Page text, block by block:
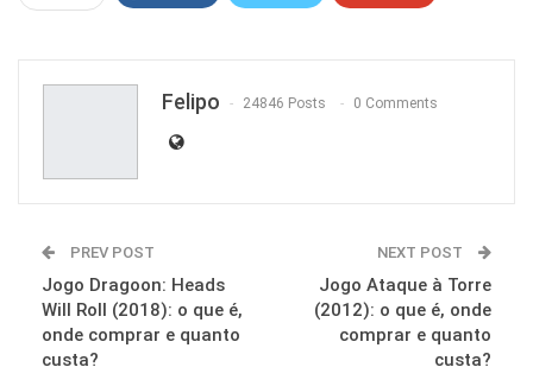
Felipo 24846 Posts 0 Comments
PREV POST
Jogo Dragoon: Heads
Will Roll (2018): o que é,
onde comprar e quanto
custa?
NEXT POST
Jogo Ataque à Torre
(2012): o que é, onde
comprar e quanto
custa?